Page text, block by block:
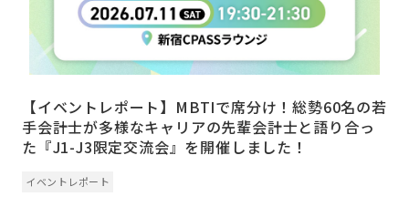
【イベントレポート】MBTIで席分け！総勢60名の若
手会計士が多様なキャリアの先輩会計士と語り合っ
た『J1-J3限定交流会』を開催しました！
イベントレポート